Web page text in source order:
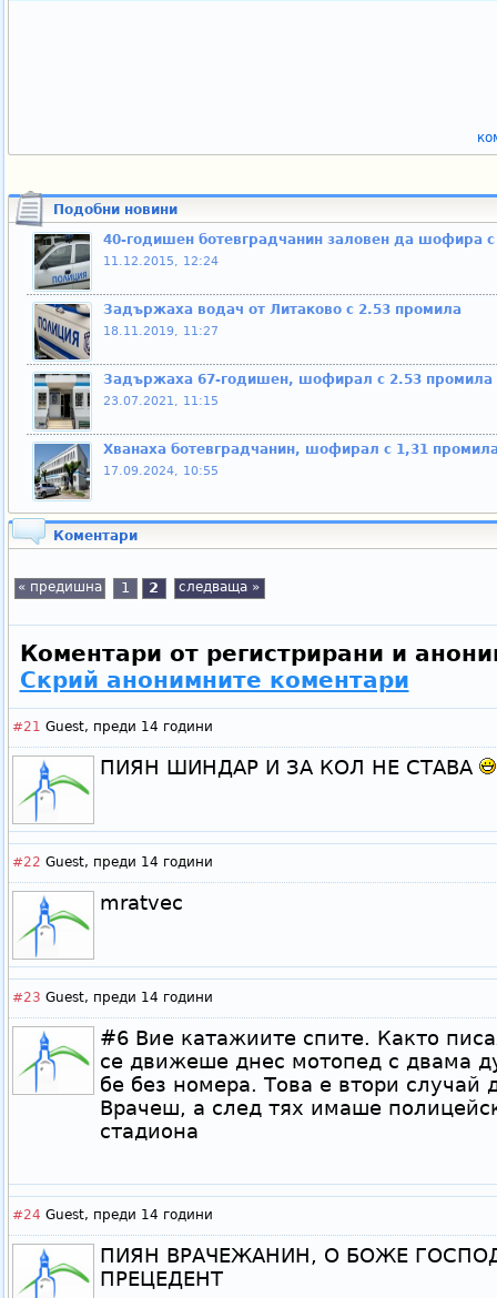
Подобни новини
40-годишен ботевградчанин заловен да шофира
11.12.2015, 12:24
Задържаха водач от Литаково с 2.53 промила
18.11.2019, 11:27
Задържаха 67-годишен, шофирал с 2.53 промила
23.07.2021, 11:15
Хванаха ботевградчанин, шофирал с 1,31
17.09.2024, 10:55
Коментари
« предишна 1 2 следваща »
Коментари от регистрирани и
Скрий анонимните коментари
#21 Guest, преди 14 години
ПИЯН ШИНДАР И ЗА КОЛ НЕ СТАВА
#22 Guest, преди 14 години
mratvec
#23 Guest, преди 14 години
#6 Вие катажиите спите. Както
се движеше днес мотопед с двама
бе без номера. Това е втори случай
Врачеш, а след тях имаше
стадиона
#24 Guest, преди 14 години
ПИЯН ВРАЧЕЖАНИН, О БОЖЕ
ПРЕЦЕДЕНТ